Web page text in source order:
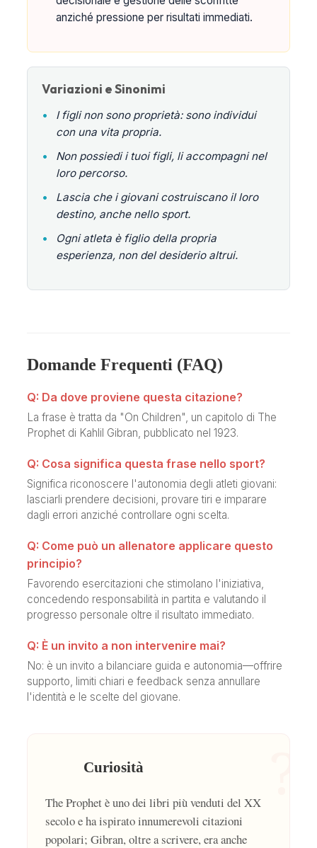
anziché pressione per risultati immediati.
Variazioni e Sinonimi
•
I figli non sono proprietà: sono individui
con una vita propria.
•
Non possiedi i tuoi figli, li accompagni nel
loro percorso.
•
Lascia che i giovani costruiscano il loro
destino, anche nello sport.
•
Ogni atleta è figlio della propria
esperienza, non del desiderio altrui.
Domande Frequenti (FAQ)
Q: Da dove proviene questa citazione?
La frase è tratta da "On Children", un capitolo di The
Prophet di Kahlil Gibran, pubblicato nel 1923.
Q: Cosa significa questa frase nello sport?
Significa riconoscere l'autonomia degli atleti giovani:
lasciarli prendere decisioni, provare tiri e imparare
dagli errori anziché controllare ogni scelta.
Q: Come può un allenatore applicare questo
principio?
Favorendo esercitazioni che stimolano l'iniziativa,
concedendo responsabilità in partita e valutando il
progresso personale oltre il risultato immediato.
Q: È un invito a non intervenire mai?
No: è un invito a bilanciare guida e autonomia—offrire
supporto, limiti chiari e feedback senza annullare
l'identità e le scelte del giovane.
Curiosità
The Prophet è uno dei libri più venduti del XX
secolo e ha ispirato innumerevoli citazioni
popolari; Gibran, oltre a scrivere, era anche